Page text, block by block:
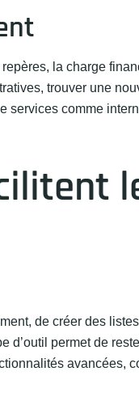
la charge
trouver une
services comme
de créer des
d’outil permet de
avancées,